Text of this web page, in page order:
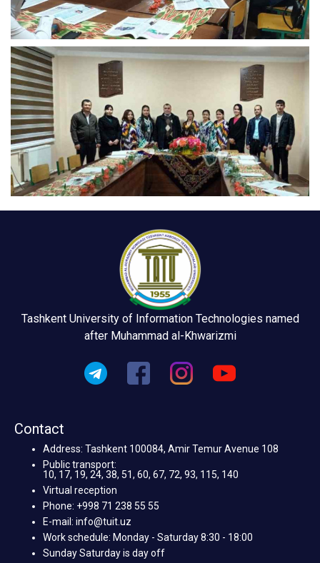
Tashkent University of Information Technologies named
after Muhammad al-Khwarizmi
Contact
Address: Tashkent 100084, Amir Temur Avenue 108
Public transport:
10, 17, 19, 24, 38, 51, 60, 67, 72, 93, 115, 140
Virtual reception
Phone: +998 71 238 55 55
E-mail: info@tuit.uz
Work schedule: Monday - Saturday 8:30 - 18:00
Sunday Saturday is day off